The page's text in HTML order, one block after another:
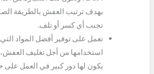
بهدف ترتيب العفش بالطريقة
تجنب أي كسر أو تلف.
تعمل على توفير أفضل المواد التي
استخدامها من أجل تغليف
يكون لها دور كبير في العمل على